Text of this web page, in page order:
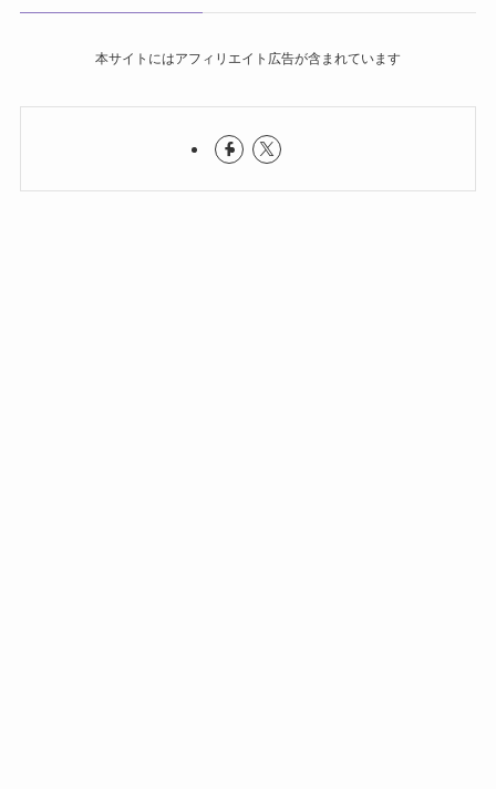
本サイトにはアフィリエイト広告が含まれています